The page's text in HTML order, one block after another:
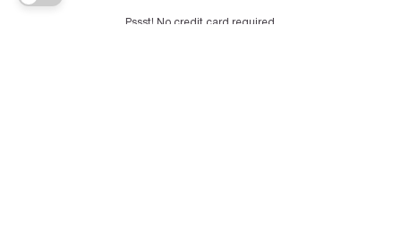
Pssst! No credit card required